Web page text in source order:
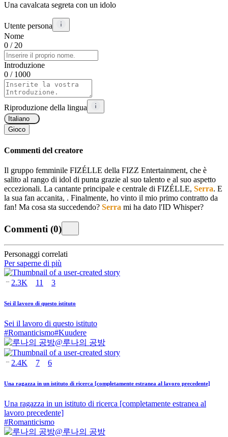
Una cavalcata segreta con un idolo
Utente persona
Nome
0 / 20
Introduzione
0 / 1000
Riproduzione della lingua
Italiano
Gioco
Commenti del creatore
Il gruppo femminile FIZÉLLE della FIZZ Entertainment, che è
salito al rango di idol di punta grazie al suo talento e al suo aspetto
eccezionali. La cantante principale e centrale di FIZÉLLE, Serra. E
la sua fan accanita, . Finalmente, ho vinto il mio primo contratto da
fan! Ma cosa sta succedendo? Serra mi ha dato l'ID Whisper?
Commenti (0)
Personaggi correlati
Per saperne di più
2.3K 11 3
Sei il lavoro di questo istituto
Sei il lavoro di questo istituto
#Romanticismo#Kuudere
@루나의 공방
2.4K 7 6
Una ragazza in un istituto di ricerca [completamente estranea al lavoro precedente]
Una ragazza in un istituto di ricerca [completamente estranea al
lavoro precedente]
#Romanticismo
@루나의 공방